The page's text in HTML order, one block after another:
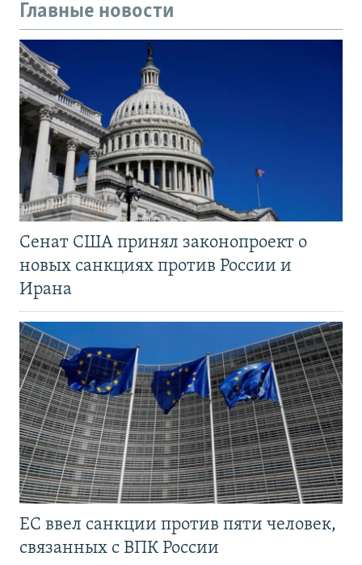
Главные новости
Сенат США принял законопроект о
новых санкциях против России и
Ирана
ЕС ввел санкции против пяти человек,
связанных с ВПК России